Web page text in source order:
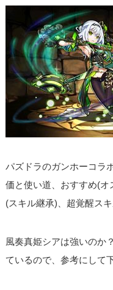
パズドラのガンホーコラ
価と使い道、おすすめ(オ
(スキル継承)、超覚醒ス
風奏真姫シアは強いのか
ているので、参考にして